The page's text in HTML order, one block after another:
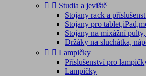
  Studia a jeviště
Stojany rack a
Stojany pro
Stojany na mixážní
Držáky na sluchátka,
  Lampičky
Příslušenství pro
Lampičky